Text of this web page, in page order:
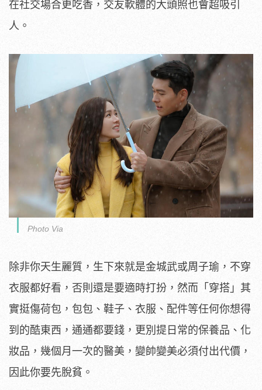
在社交場合更吃香，交友軟體的大頭照也會超吸引
人。
Photo Via
除非你天生麗質，生下來就是金城武或周子瑜，不穿
衣服都好看，否則還是要適時打扮，然而「穿搭」其
實挺傷荷包，包包、鞋子、衣服、配件等任何你想得
到的酷東西，通通都要錢，更別提日常的保養品、化
妝品，幾個月一次的醫美，變帥變美必須付出代價，
因此你要先脫貧。